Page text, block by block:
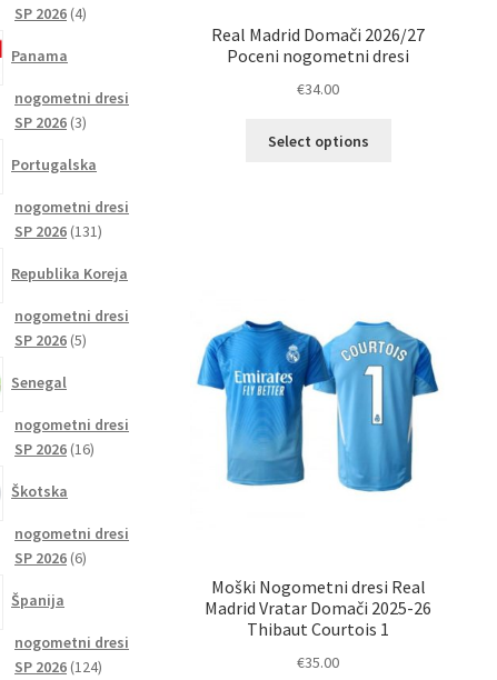
Real Madrid Domači 2026/27
Poceni nogometni dresi
€34.00
Select options
na
strani
izdelka
Moški Nogometni dresi Real
Madrid Vratar Domači 2025-26
Thibaut Courtois 1
€35.00
SP 2026 44
Panama
nogometni dresi
SP 2026 33
Portugalska
nogometni dresi
SP 2026 131131
Republika Koreja
nogometni dresi
SP 2026 55
Senegal
nogometni dresi
SP 2026 1616
Škotska
nogometni dresi
SP 2026 66
Španija
nogometni dresi
SP 2026 124124